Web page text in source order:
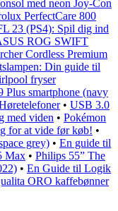
med neon Joy-Con
PerfectCare 800
23 (PS4): Spil dig ind
ROG SWIFT
Cordless Premium
Din guide til
fryser
smartphone (navy
• USB 3.0
med viden • Pokémon
for at vide før køb! •
grey) • En guide til
Max • Philips 55” The
• En Guide til Logik
ORO kaffebønner